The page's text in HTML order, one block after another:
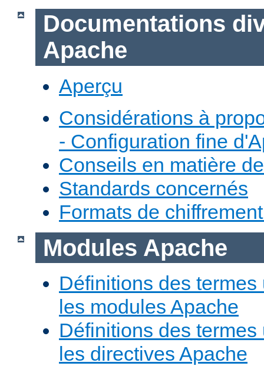
Documentations
Apache
Aperçu
Considérations à
- Configuration fine
Conseils en matière
Standards concernés
Formats de
Modules Apache
Définitions des
les modules Apache
Définitions des
les directives Apache